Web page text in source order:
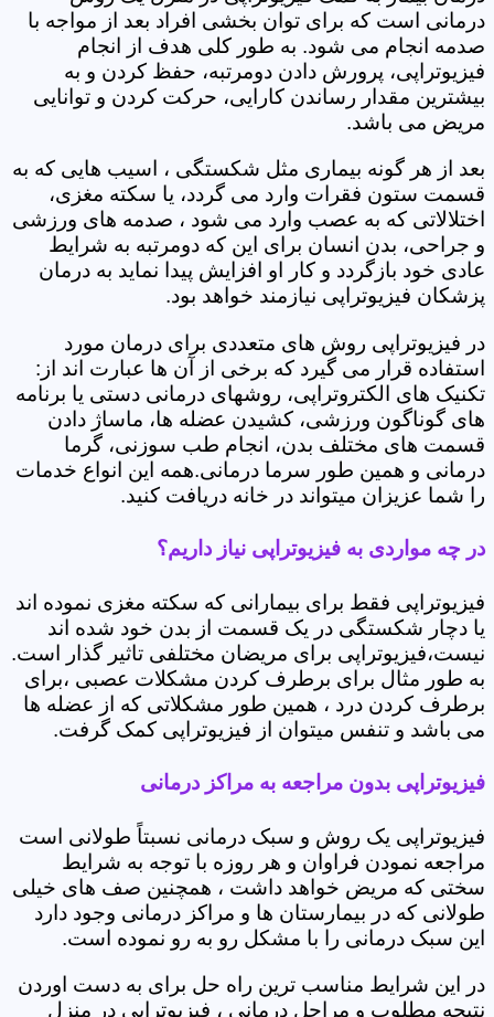
درمانی است که برای توان بخشی افراد بعد از مواجه با
صدمه انجام می شود. به طور کلی هدف از انجام
فیزیوتراپی، پرورش دادن دومرتبه، حفظ کردن و به
بیشترین مقدار رساندن کارایی، حرکت کردن و توانایی
مریض می باشد.
بعد از هر گونه بیماری مثل شکستگی ، اسیب هایی که به
قسمت ستون فقرات وارد می گردد، یا سکته مغزی،
اختلالاتی که به عصب وارد می شود ، صدمه های ورزشی
و جراحی، بدن انسان برای این که دومرتبه به شرایط
عادی خود بازگردد و کار او افزایش پیدا نماید به درمان
پزشکان فیزیوتراپی نیازمند خواهد بود.
در فیزیوتراپی روش های متعددی برای درمان مورد
استفاده قرار می گیرد که برخی از آن ها عبارت اند از:
تکنیک های الکتروتراپی، روشهای درمانی دستی یا برنامه
های گوناگون ورزشی، کشیدن عضله ها، ماساژ دادن
قسمت های مختلف بدن، انجام طب سوزنی، گرما
درمانی و همین طور سرما درمانی.همه این انواع خدمات
را شما عزیزان میتواند در خانه دریافت کنید.
در چه مواردی به فیزیوتراپی نیاز داریم؟
فیزیوتراپی فقط برای بیمارانی که سکته مغزی نموده اند
یا دچار شکستگی در یک قسمت از بدن خود شده اند
نیست،فیزیوتراپی برای مریضان مختلفی تاثیر گذار است.
به طور مثال برای برطرف کردن مشکلات عصبی ،برای
برطرف کردن درد ، همین طور مشکلاتی که از عضله ها
می باشد و تنفس میتوان از فیزیوتراپی کمک گرفت.
فیزیوتراپی بدون مراجعه به مراکز درمانی
فیزیوتراپی یک روش و سبک درمانی نسبتاً طولانی است
مراجعه نمودن فراوان و هر روزه با توجه به شرایط
سختی که مریض خواهد داشت ، همچنین صف های خیلی
طولانی که در بیمارستان ها و مراکز درمانی وجود دارد
این سبک درمانی را با مشکل رو به رو نموده است.
در این شرایط مناسب ترین راه حل برای به دست اوردن
نتیجه مطلوب و مراحل درمانی ، فیزیوتراپی در منزل